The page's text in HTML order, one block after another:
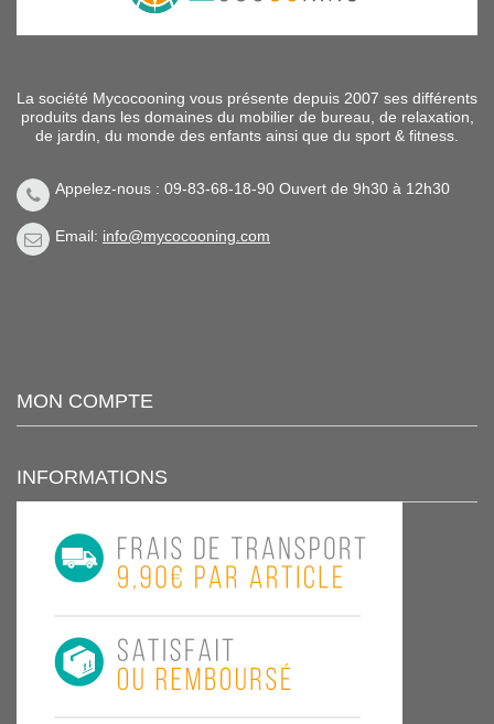
La société Mycocooning vous présente depuis 2007 ses différents
produits dans les domaines du mobilier de bureau, de relaxation,
de jardin, du monde des enfants ainsi que du sport & fitness.
Appelez-nous : 09-83-68-18-90 Ouvert de 9h30 à 12h30
Email: info@mycocooning.com
MON COMPTE
INFORMATIONS